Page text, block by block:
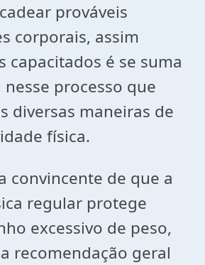
prováveis
corporais, assim
capacitados é se suma
processo que
diversas maneiras de
física.
convincente de que a
regular protege
excessivo de peso,
recomendação geral